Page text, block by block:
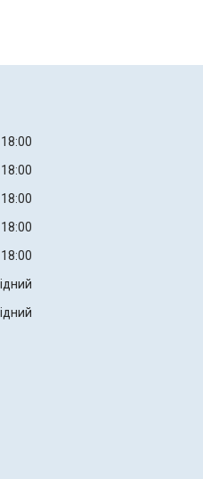
18:00
18:00
18:00
18:00
18:00